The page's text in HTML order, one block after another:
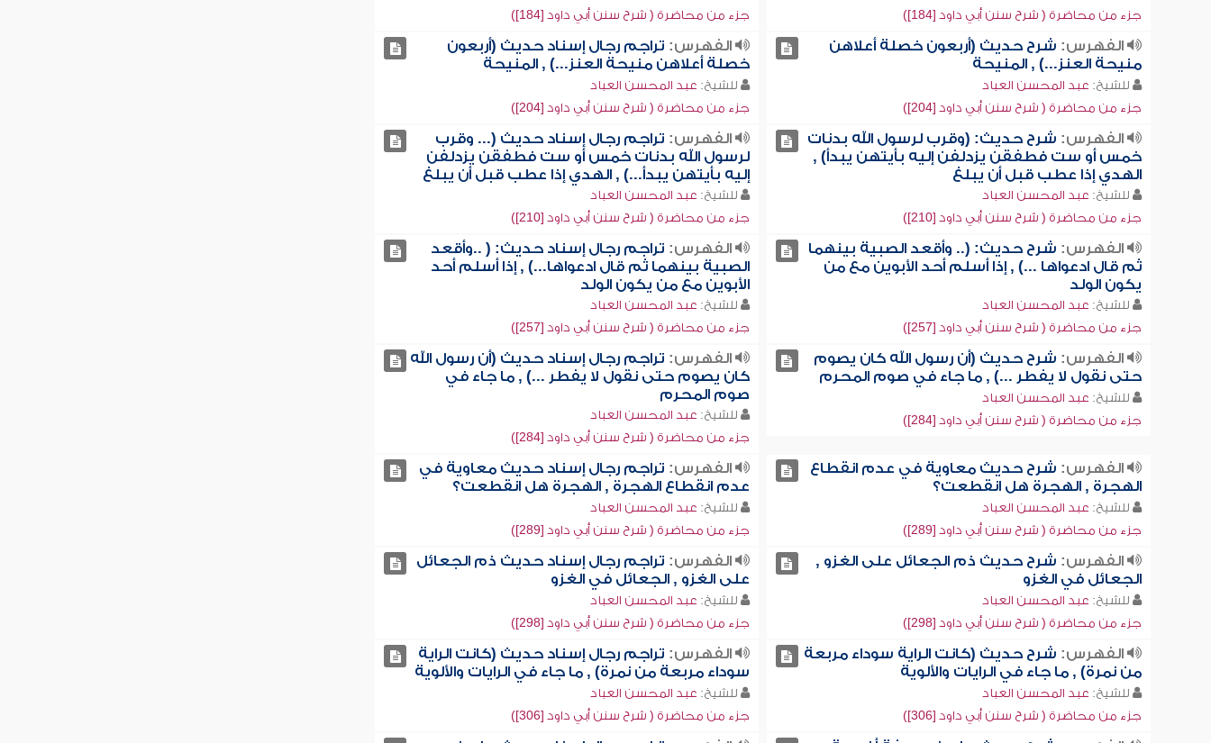
جزء من محاضرة ( شرح سنن أبي داود [184])
جزء من محاضرة ( شرح سنن أبي داود [184])
الفهرس: شرح حديث (أربعون خصلة أعلاهن
منيحة العنز...) , المنيحة
للشيخ: عبد المحسن العباد
جزء من محاضرة ( شرح سنن أبي داود [204])
الفهرس: تراجم رجال إسناد حديث (أربعون
خصلة أعلاهن منيحة العنز...) , المنيحة
للشيخ: عبد المحسن العباد
جزء من محاضرة ( شرح سنن أبي داود [204])
الفهرس: شرح حديث: (وقرب لرسول الله بدنات
خمس أو ست فطفقن يزدلفن إليه بأيتهن يبدأ) ,
الهدي إذا عطب قبل أن يبلغ
للشيخ: عبد المحسن العباد
جزء من محاضرة ( شرح سنن أبي داود [210])
الفهرس: تراجم رجال إسناد حديث (... وقرب
لرسول الله بدنات خمس أو ست فطفقن يزدلفن
إليه بأيتهن يبدأ...) , الهدي إذا عطب قبل أن يبلغ
للشيخ: عبد المحسن العباد
جزء من محاضرة ( شرح سنن أبي داود [210])
الفهرس: شرح حديث: (.. وأقعد الصبية بينهما
ثم قال ادعواها ...) , إذا أسلم أحد الأبوين مع من
يكون الولد
للشيخ: عبد المحسن العباد
جزء من محاضرة ( شرح سنن أبي داود [257])
الفهرس: تراجم رجال إسناد حديث: ( ..وأقعد
الصبية بينهما ثم قال ادعواها...) , إذا أسلم أحد
الأبوين مع من يكون الولد
للشيخ: عبد المحسن العباد
جزء من محاضرة ( شرح سنن أبي داود [257])
الفهرس: شرح حديث (أن رسول الله كان يصوم
حتى نقول لا يفطر ...) , ما جاء في صوم المحرم
للشيخ: عبد المحسن العباد
جزء من محاضرة ( شرح سنن أبي داود [284])
الفهرس: تراجم رجال إسناد حديث (أن رسول الله
كان يصوم حتى نقول لا يفطر ...) , ما جاء في
صوم المحرم
للشيخ: عبد المحسن العباد
جزء من محاضرة ( شرح سنن أبي داود [284])
الفهرس: شرح حديث معاوية في عدم انقطاع
الهجرة , الهجرة هل انقطعت؟
للشيخ: عبد المحسن العباد
جزء من محاضرة ( شرح سنن أبي داود [289])
الفهرس: تراجم رجال إسناد حديث معاوية في
عدم انقطاع الهجرة , الهجرة هل انقطعت؟
للشيخ: عبد المحسن العباد
جزء من محاضرة ( شرح سنن أبي داود [289])
الفهرس: شرح حديث ذم الجعائل على الغزو ,
الجعائل في الغزو
للشيخ: عبد المحسن العباد
جزء من محاضرة ( شرح سنن أبي داود [298])
الفهرس: تراجم رجال إسناد حديث ذم الجعائل
على الغزو , الجعائل في الغزو
للشيخ: عبد المحسن العباد
جزء من محاضرة ( شرح سنن أبي داود [298])
الفهرس: شرح حديث (كانت الراية سوداء مربعة
من نمرة) , ما جاء في الرايات والألوية
للشيخ: عبد المحسن العباد
جزء من محاضرة ( شرح سنن أبي داود [306])
الفهرس: تراجم رجال إسناد حديث (كانت الراية
سوداء مربعة من نمرة) , ما جاء في الرايات والألوية
للشيخ: عبد المحسن العباد
جزء من محاضرة ( شرح سنن أبي داود [306])